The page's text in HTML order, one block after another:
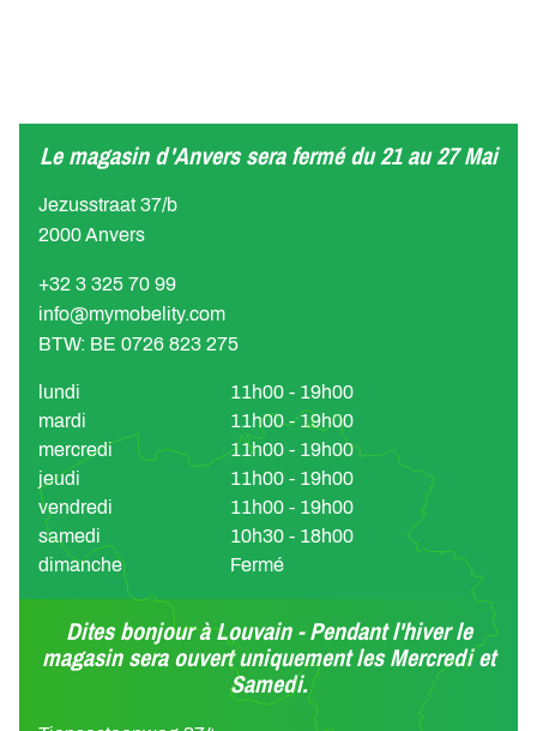
Le magasin d'Anvers sera fermé du 21 au 27 Mai
Jezusstraat 37/b
2000 Anvers
+32 3 325 70 99
info@mymobelity.com
BTW: BE 0726 823 275
lundi
11h00 - 19h00
mardi
11h00 - 19h00
mercredi
11h00 - 19h00
jeudi
11h00 - 19h00
vendredi
11h00 - 19h00
samedi
10h30 - 18h00
dimanche
Fermé
Dites bonjour à Louvain - Pendant l'hiver le
magasin sera ouvert uniquement les Mercredi et
Samedi.